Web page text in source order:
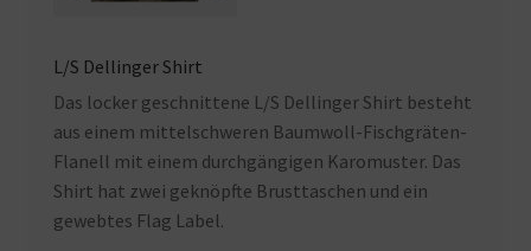
L/S Dellinger Shirt
Das locker geschnittene L/S Dellinger Shirt besteht
aus einem mittelschweren Baumwoll-Fischgräten-
Flanell mit einem durchgängigen Karomuster. Das
Shirt hat zwei geknöpfte Brusttaschen und ein
gewebtes Flag Label.